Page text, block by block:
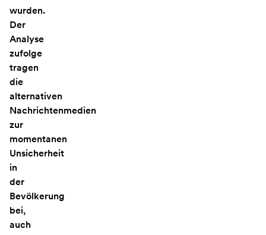
wurden.
Der
Analyse
zufolge
tragen
die
alternativen
Nachrichtenmedien
zur
momentanen
Unsicherheit
in
der
Bevölkerung
bei,
auch